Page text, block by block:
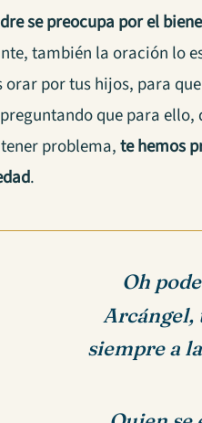
se preocupa por el
también la oración lo
orar por tus hijos, para
que para
problema,te hemos
.
Oh
Arcángel,
siempre a